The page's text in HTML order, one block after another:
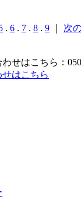
. 6 . 7 . 8 . 9
次
はこちら